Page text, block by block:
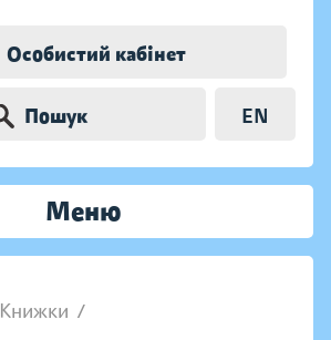
Особистий кабінет
Пошук EN
Меню
Книжки /